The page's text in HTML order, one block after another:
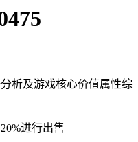
析及游戏核心价值属性综
进行出售